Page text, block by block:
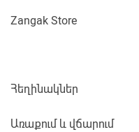
Zangak Store
Հեղինակներ
Առաքում և վճարում